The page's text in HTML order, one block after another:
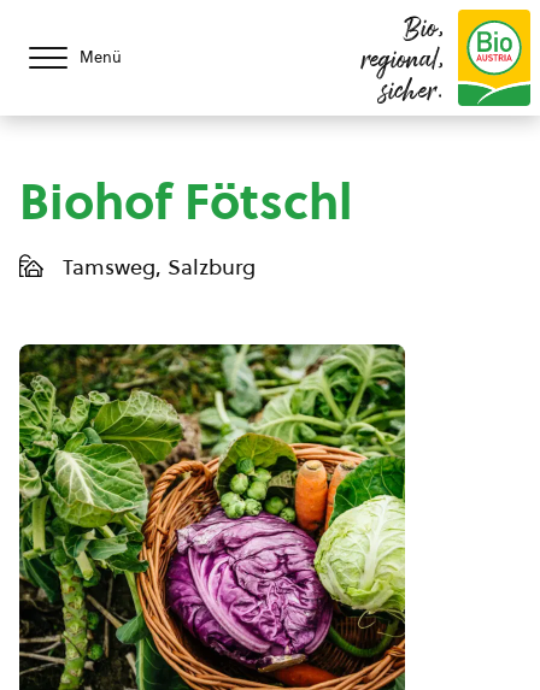
Menü
Bio,
regional,
sicher.
Biohof Fötschl
Tamsweg, Salzburg